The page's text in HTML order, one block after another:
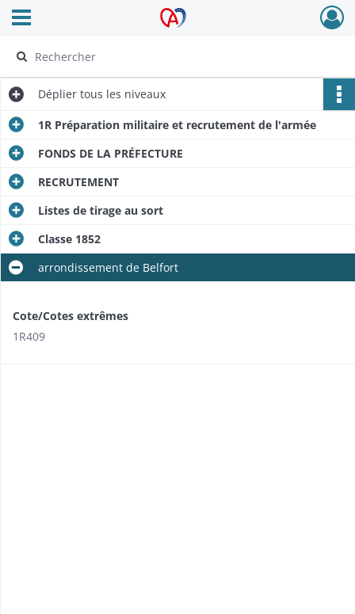
Archives Alsace - Colmar
Ouvrir le menu déroulant
Déplier tous les niveaux
1R Préparation militaire et recrutement de l'armée
FONDS DE LA PRÉFECTURE
RECRUTEMENT
Listes de tirage au sort
Classe 1852
arrondissement de Belfort
Cote/Cotes extrêmes
1R409